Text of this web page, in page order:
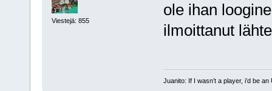
Viestejä: 855
ole ihan
ilmoittanut
Juanito: If I wasn’t a player, i’d be an